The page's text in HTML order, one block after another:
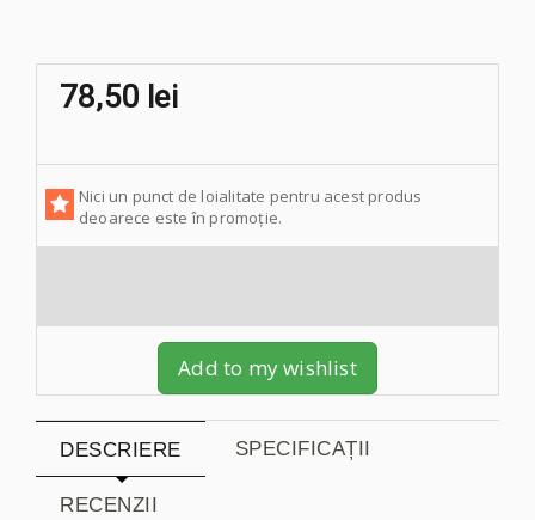
78,50 lei
Nici un punct de loialitate pentru acest produs
deoarece este în promoție.
Add to my wishlist
DESCRIERE SPECIFICAȚII
RECENZII